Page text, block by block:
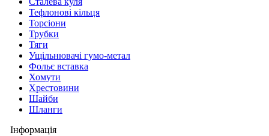
Тефлонові кільця
Торсіони
Трубки
Тяги
Ущільнювачі гумо-метал
Фольє вставка
Хомути
Хрестовини
Шайби
Шланги
Інформація